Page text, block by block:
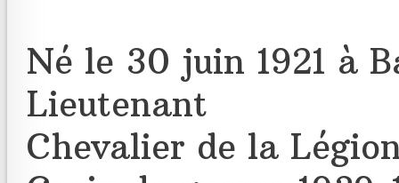
Né le 30 juin 1921 à
Lieutenant
Chevalier de la